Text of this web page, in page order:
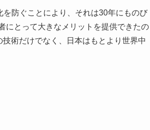
防ぐことにより、それは30年にものび
にとって大きなメリットを提供できたの
術だけでなく、日本はもとより世界中